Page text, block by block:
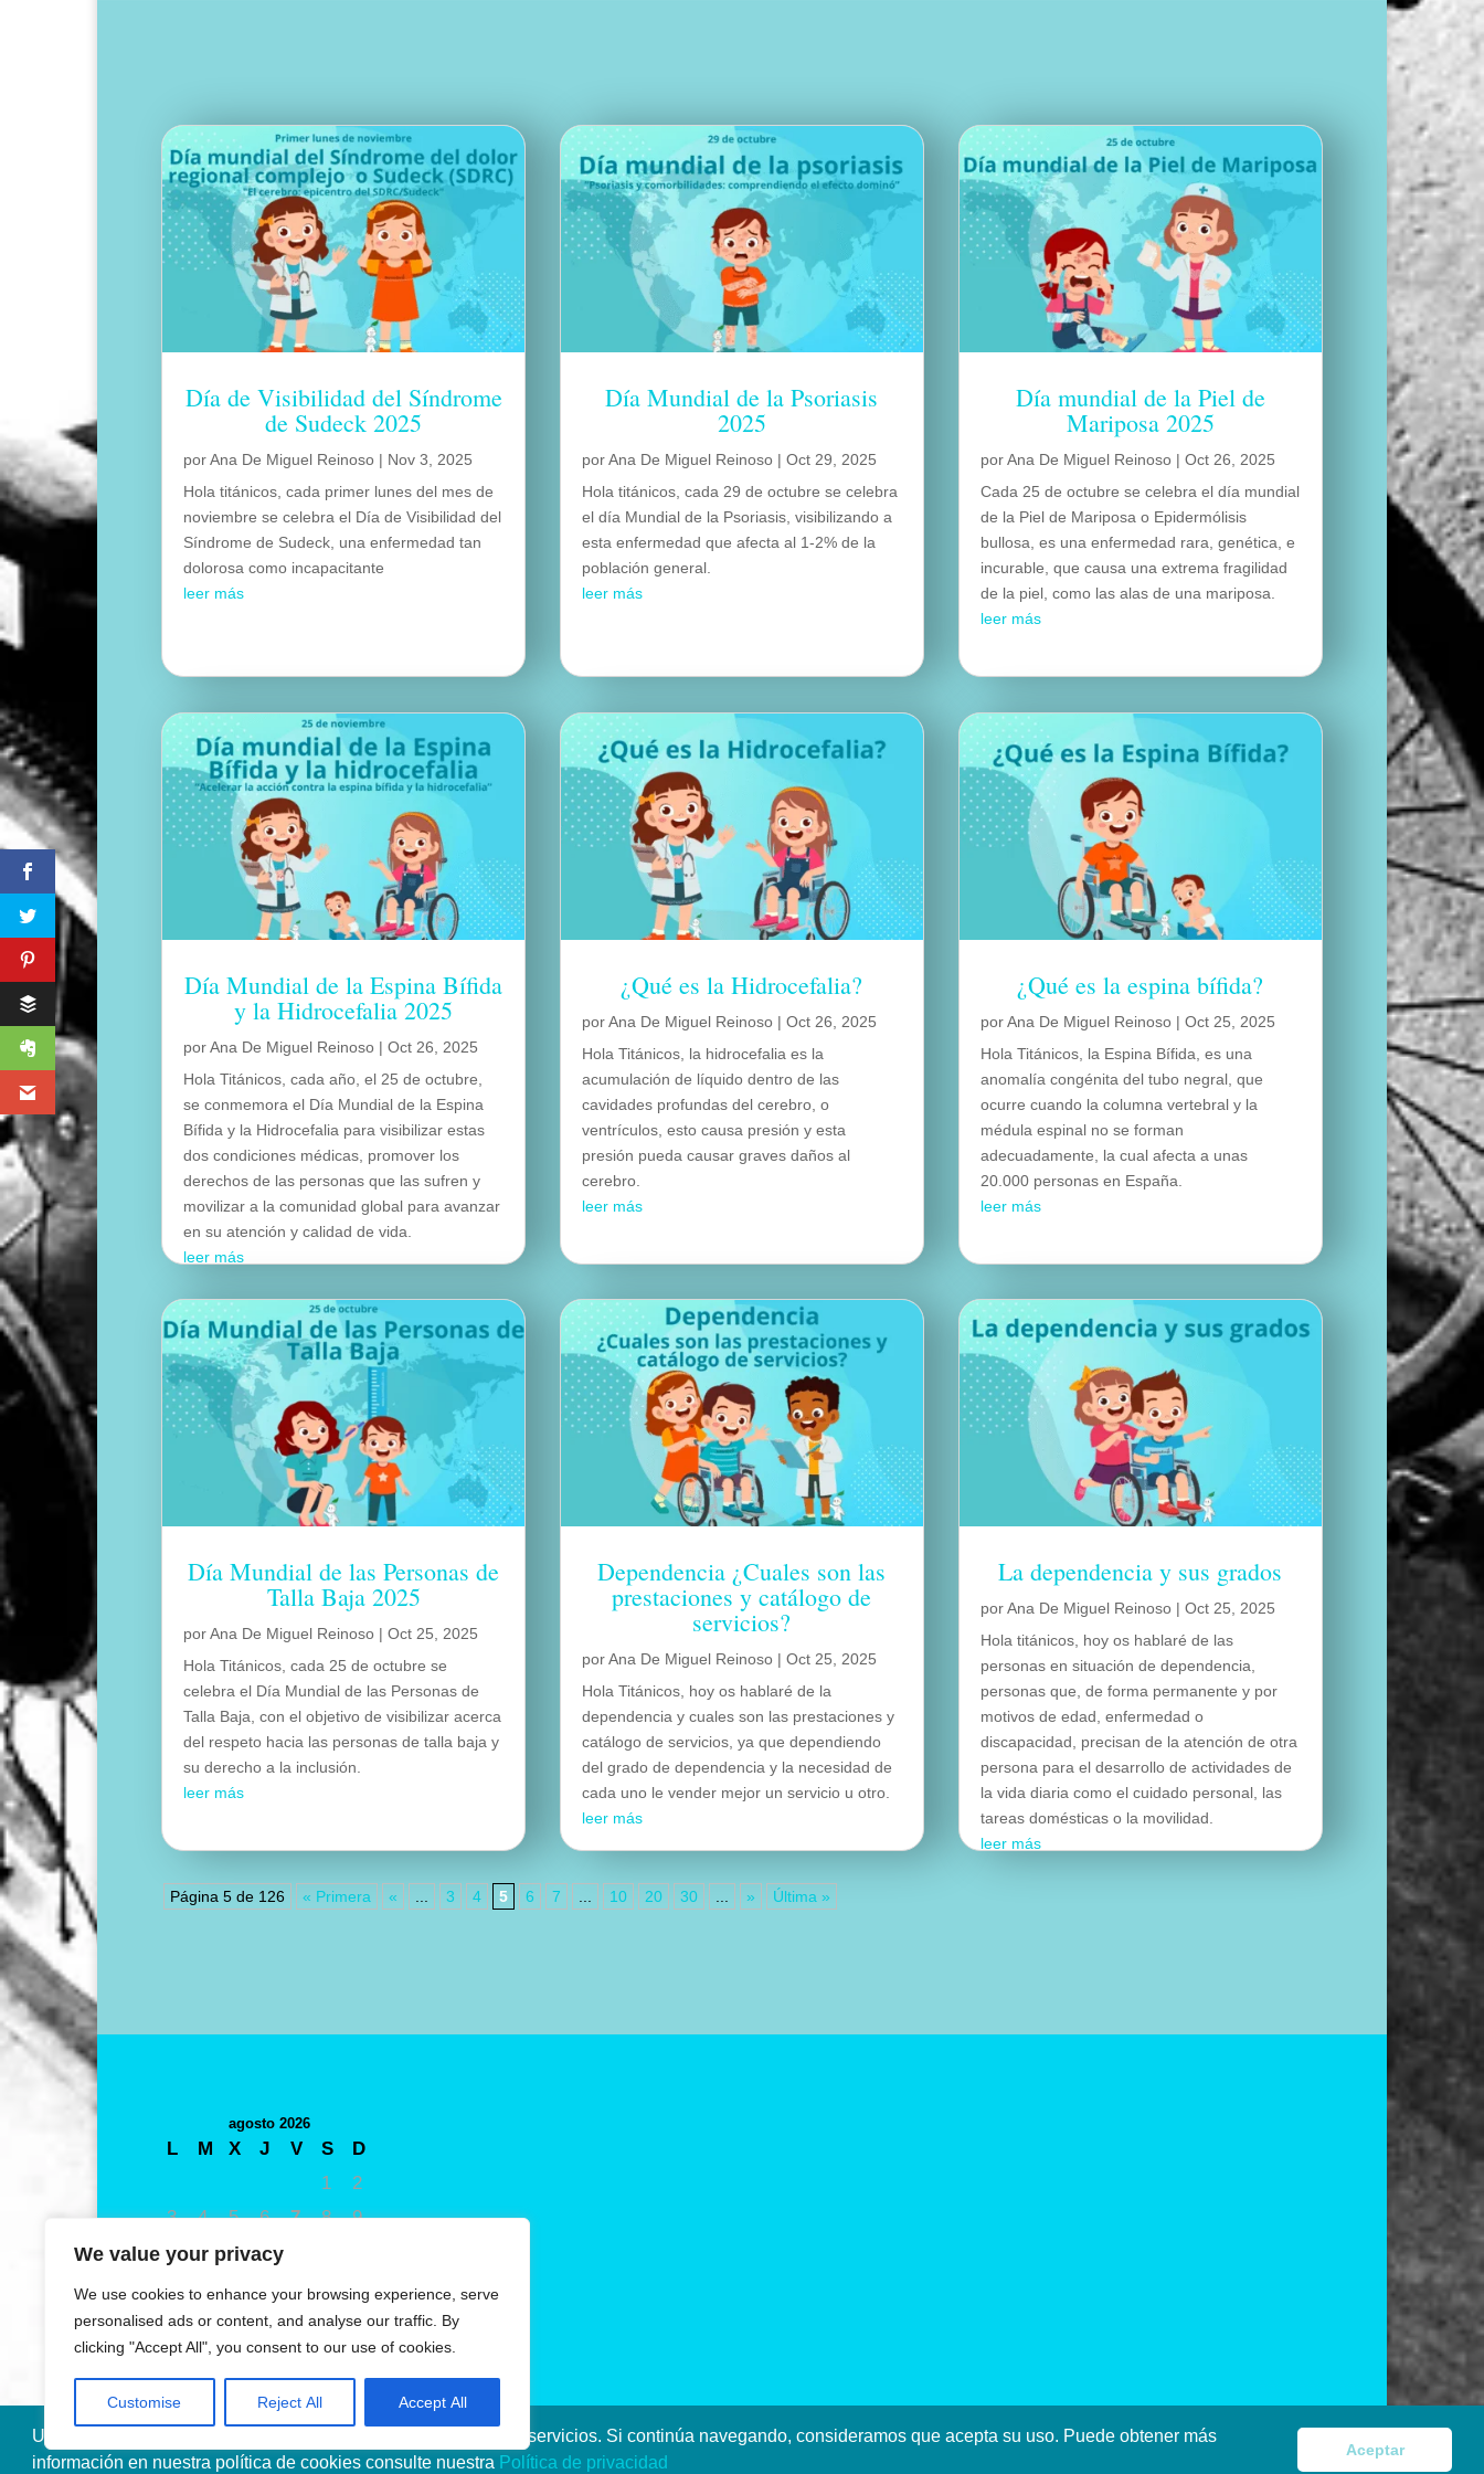
Utilizamos cookies propias y de terceros para mejorar nuestros servicios. Si continúa navegando, consideramos que acepta su uso. Puede obtener más
información en nuestra política de cookies consulte nuestra Política de privacidad
Aceptar
We value your privacy
We use cookies to enhance your browsing experience, serve
personalised ads or content, and analyse our traffic. By
clicking "Accept All", you consent to our use of cookies.
Customise Reject All Accept All
Día de Visibilidad del Síndrome
de Sudeck 2025
porAna De Miguel Reinoso | Nov 3, 2025
Hola titánicos, cada primer lunes del mes de
noviembre se celebra el Día de Visibilidad del
Síndrome de Sudeck, una enfermedad tan
dolorosa como incapacitante
leer más
Día Mundial de la Espina Bífida
y la Hidrocefalia 2025
porAna De Miguel Reinoso |Oct 26, 2025
Hola Titánicos, cada año, el 25 de octubre,
se conmemora el Día Mundial de la Espina
Bífida y la Hidrocefalia para visibilizar estas
dos condiciones médicas, promover los
derechos de las personas que las sufren y
movilizar a la comunidad global para avanzar
en su atención y calidad de vida.
leer más
Día Mundial de las Personas de
Talla Baja 2025
porAna De Miguel Reinoso |Oct 25, 2025
Hola Titánicos, cada 25 de octubre se
celebra el Día Mundial de las Personas de
Talla Baja, con el objetivo de visibilizar acerca
del respeto hacia las personas de talla baja y
su derecho a la inclusión.
leer más
Día Mundial de la Psoriasis
2025
porAna De Miguel Reinoso |Oct 29, 2025
Hola titánicos, cada 29 de octubre se celebra
el día Mundial de la Psoriasis, visibilizando a
esta enfermedad que afecta al 1-2% de la
población general.
leer más
¿Qué es la Hidrocefalia?
porAna De Miguel Reinoso |Oct 26, 2025
Hola Titánicos, la hidrocefalia es la
acumulación de líquido dentro de las
cavidades profundas del cerebro, o
ventrículos, esto causa presión y esta
presión pueda causar graves daños al
cerebro.
leer más
Dependencia ¿Cuales son las
prestaciones y catálogo de
servicios?
porAna De Miguel Reinoso |Oct 25, 2025
Hola Titánicos, hoy os hablaré de la
dependencia y cuales son las prestaciones y
catálogo de servicios, ya que dependiendo
del grado de dependencia y la necesidad de
cada uno le vender mejor un servicio u otro.
leer más
Día mundial de la Piel de
Mariposa 2025
porAna De Miguel Reinoso |Oct 26, 2025
Cada 25 de octubre se celebra el día mundial
de la Piel de Mariposa o Epidermólisis
bullosa, es una enfermedad rara, genética, e
incurable, que causa una extrema fragilidad
de la piel, como las alas de una mariposa.
leer más
¿Qué es la espina bífida?
porAna De Miguel Reinoso |Oct 25, 2025
Hola Titánicos, la Espina Bífida, es una
anomalía congénita del tubo negral, que
ocurre cuando la columna vertebral y la
médula espinal no se forman
adecuadamente, la cual afecta a unas
20.000 personas en España.
leer más
La dependencia y sus grados
porAna De Miguel Reinoso |Oct 25, 2025
Hola titánicos, hoy os hablaré de las
personas en situación de dependencia,
personas que, de forma permanente y por
motivos de edad, enfermedad o
discapacidad, precisan de la atención de otra
persona para el desarrollo de actividades de
la vida diaria como el cuidado personal, las
tareas domésticas o la movilidad.
leer más
Página 5 de 126 « Primera « 3 4 5 6 7 10 20 30 » Última »
agosto 2026
L M X J V S
D
1
2
3
4 5 6 7 8
9
10 11 12 13
17
21
24 25 26 27 28 29 30
31
« May
Diseñado por Ana de Miguel